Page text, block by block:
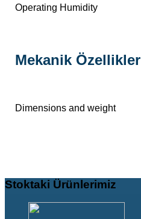
Operating Humidity
Mekanik Özellikler
Dimensions and weight
Stoktaki Ürünlerimiz